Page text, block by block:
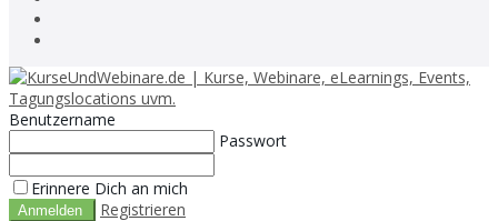
Benutzername
Passwort
Erinnere Dich an mich
Registrieren